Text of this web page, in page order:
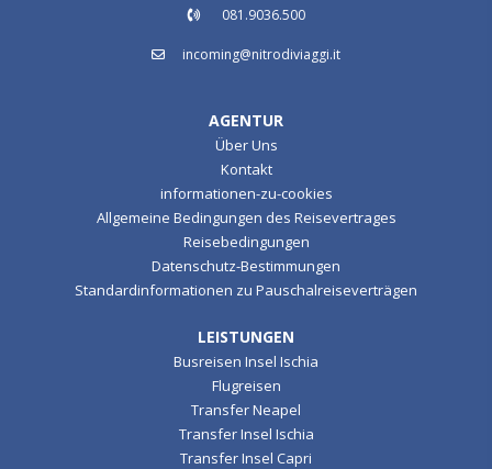
081.9036.500
incoming@nitrodiviaggi.it
AGENTUR
Über Uns
Kontakt
informationen-zu-cookies
Allgemeine Bedingungen des Reisevertrages
Reisebedingungen
Datenschutz-Bestimmungen
Standardinformationen zu Pauschalreiseverträgen
LEISTUNGEN
Busreisen Insel Ischia
Flugreisen
Transfer Neapel
Transfer Insel Ischia
Transfer Insel Capri